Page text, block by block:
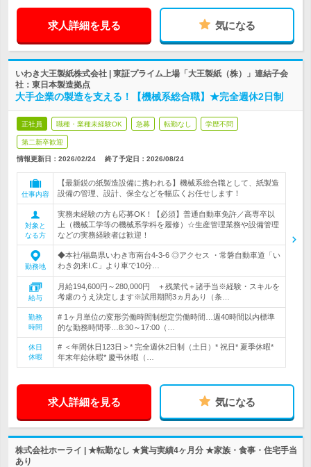
求人詳細を見る 気になる
いわき大王製紙株式会社 | 東証プライム上場「大王製紙（株）」連結子会
社：東日本製造拠点
大手企業の製造を支える！【機械系総合職】★完全週休2日制
正社員 職種・業種未経験OK 急募 転勤なし 学歴不問
第二新卒歓迎
情報更新日：2026/02/24 終了予定日： 2026/08/24
仕事内容
【最新鋭の紙製造設備に携われる】機械系総合職として、紙製造
設備の管理、設計、保全などを幅広くお任せします！
対象と
なる方
実務未経験の方も応募OK！【必須】普通自動車免許／高専卒以
上（機械工学等の機械系学科を履修）☆生産管理業務や設備管理
などの実務経験者は歓迎！
勤務地
◆本社/福島県いわき市南台4-3-6 ◎アクセス ・常磐自動車道「い
わき勿来I.C」より車で10分…
給与
月給194,600円～280,000円 ＋残業代＋諸手当※経験・スキルを
考慮のうえ決定します※試用期間3ヵ月あり（条…
勤務
時間
# 1ヶ月単位の変形労働時間制想定労働時間…週40時間以内標準
的な勤務時間帯…8:30～17:00（…
休日
休暇
# ＜年間休日123日＞* 完全週休2日制（土日）* 祝日* 夏季休暇*
年末年始休暇* 慶弔休暇（…
求人詳細を見る 気になる
株式会社ホーライ | ★転勤なし ★賞与実績4ヶ月分 ★家族・食事・住宅手当
あり